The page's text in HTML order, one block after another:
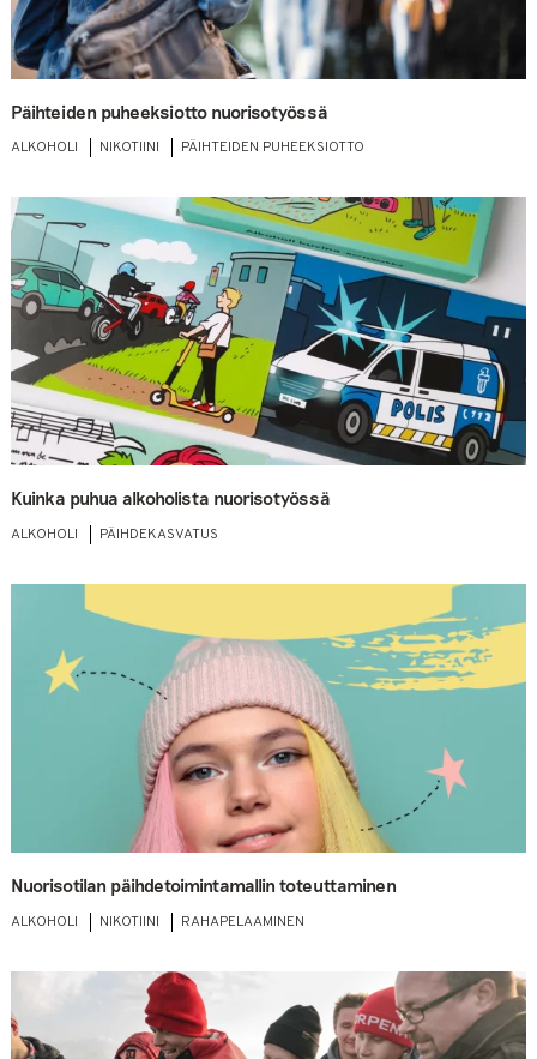
Päihteiden puheeksiotto nuorisotyössä
ALKOHOLI NIKOTIINI PÄIHTEIDEN PUHEEKSIOTTO
Kuinka puhua alkoholista nuorisotyössä
ALKOHOLI PÄIHDEKASVATUS
Nuorisotilan päihdetoimintamallin toteuttaminen
ALKOHOLI NIKOTIINI RAHAPELAAMINEN